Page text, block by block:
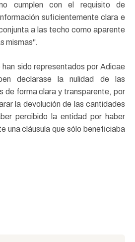
cumplen con el requisito de
suficientemente clara e
a las techo como aparente
mismas".
sido representados por Adicae
declarase la nulidad de las
de forma clara y transparente, por
la devolución de las cantidades
percibido la entidad por haber
una cláusula que sólo beneficiaba